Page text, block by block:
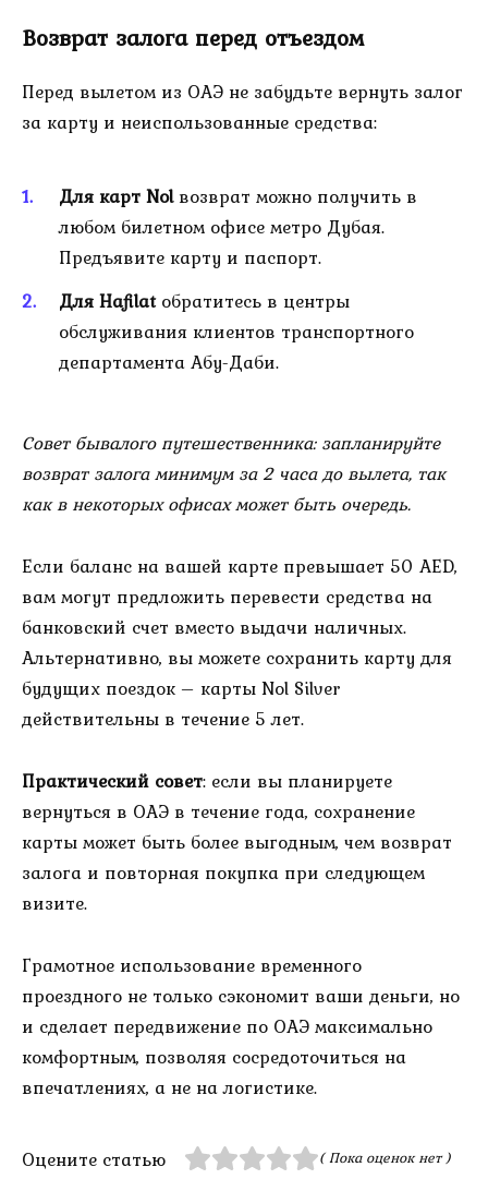
Возврат залога перед отъездом
Перед вылетом из ОАЭ не забудьте вернуть залог
за карту и неиспользованные средства:
Для карт Nolвозврат можно получить в
любом билетном офисе метро Дубая.
Предъявите карту и паспорт.
Для Hafilatобратитесь в центры
обслуживания клиентов транспортного
департамента Абу-Даби.
Совет бывалого путешественника: запланируйте
возврат залога минимум за 2 часа до вылета, так
как в некоторых офисах может быть очередь.
Если баланс на вашей карте превышает 50 AED,
вам могут предложить перевести средства на
банковский счет вместо выдачи наличных.
Альтернативно, вы можете сохранить карту для
будущих поездок – карты Nol Silver
действительны в течение 5 лет.
Практический совет: если вы планируете
вернуться в ОАЭ в течение года, сохранение
карты может быть более выгодным, чем возврат
залога и повторная покупка при следующем
визите.
Грамотное использование временного
проездного не только сэкономит ваши деньги, но
и сделает передвижение по ОАЭ максимально
комфортным, позволяя сосредоточиться на
впечатлениях, а не на логистике.
Оцените статью ( Пока оценок нет )